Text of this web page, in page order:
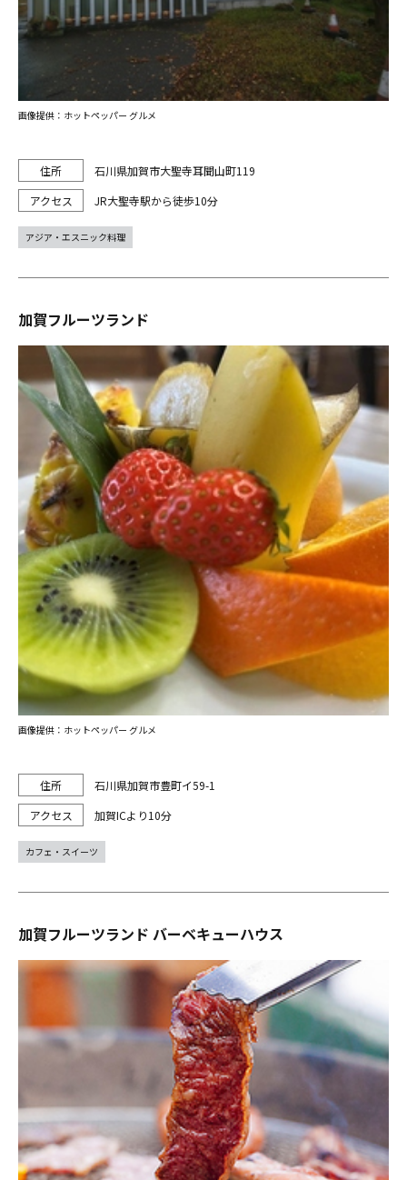
石川県加賀市大聖寺耳聞山町119
JR大聖寺駅から徒歩10分
画像提供：ホットペッパー グルメ
アジア・エスニック料理
加賀フルーツランド
石川県加賀市豊町イ59-1
加賀ICより10分
画像提供：ホットペッパー グルメ
カフェ・スイーツ
加賀フルーツランド バーベキューハウス